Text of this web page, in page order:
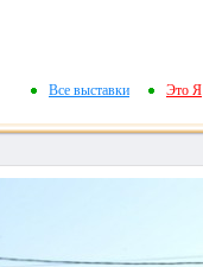
Все выставки Это Я